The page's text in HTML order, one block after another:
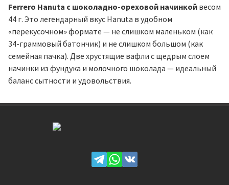
Ferrero Hanuta с шоколадно-ореховой начинкой весом
44 г. Это легендарный вкус Hanuta в удобном
«перекусочном» формате — не слишком маленьком (как
34-граммовый батончик) и не слишком большом (как
семейная пачка). Две хрустящие вафли с щедрым слоем
начинки из фундука и молочного шоколада — идеальный
баланс сытности и удовольствия.